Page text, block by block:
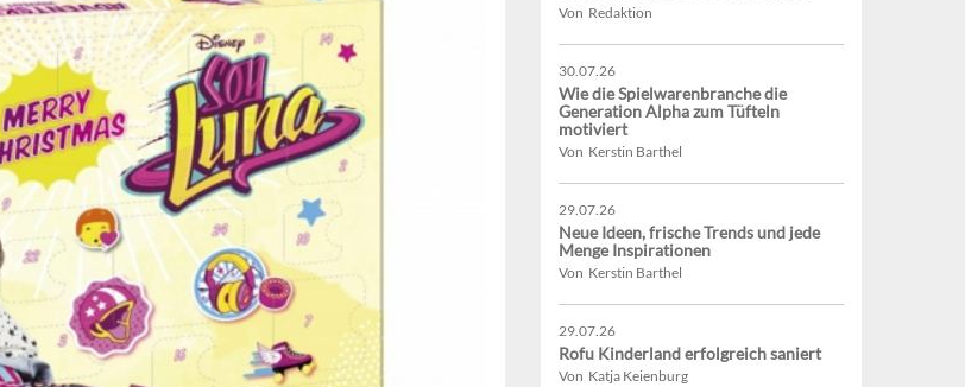
Von Redaktion
30.07.26
Wie die Spielwarenbranche die
Generation Alpha zum Tüfteln
motiviert
Von Kerstin Barthel
29.07.26
Neue Ideen, frische Trends und jede
Menge Inspirationen
Von Kerstin Barthel
29.07.26
Rofu Kinderland erfolgreich saniert
Von Katja Keienburg